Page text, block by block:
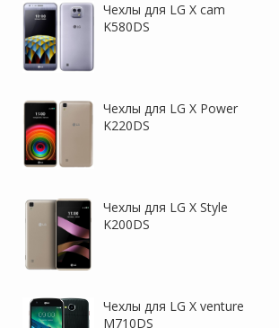
Чехлы для LG X cam
K580DS
Чехлы для LG X Power
K220DS
Чехлы для LG X Style
K200DS
Чехлы для LG X venture
M710DS